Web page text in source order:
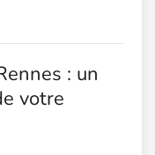
: un
votre